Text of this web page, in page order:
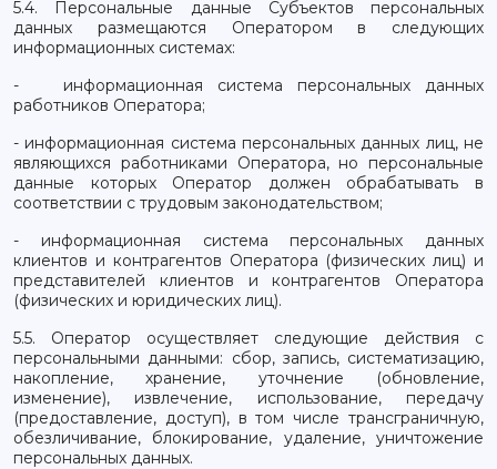
5.4. Персональные данные Субъектов персональных
данных размещаются Оператором в следующих
информационных системах:
- информационная система персональных данных
работников Оператора;
- информационная система персональных данных лиц, не
являющихся работниками Оператора, но персональные
данные которых Оператор должен обрабатывать в
соответствии с трудовым законодательством;
- информационная система персональных данных
клиентов и контрагентов Оператора (физических лиц) и
представителей клиентов и контрагентов Оператора
(физических и юридических лиц).
5.5. Оператор осуществляет следующие действия с
персональными данными: сбор, запись, систематизацию,
накопление, хранение, уточнение (обновление,
изменение), извлечение, использование, передачу
(предоставление, доступ), в том числе трансграничную,
обезличивание, блокирование, удаление, уничтожение
персональных данных.